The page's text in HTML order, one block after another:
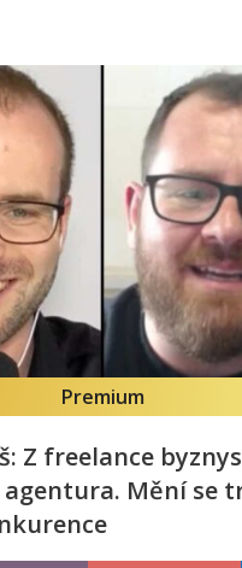
Premium
Z freelance
Mění se